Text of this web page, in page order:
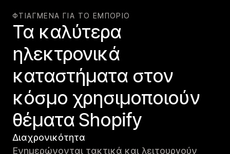
ΦΤΙΑΓΜΈΝΑ ΓΙΑ ΤΟ ΕΜΠΌΡΙΟ
Τα καλύτερα
ηλεκτρονικά
καταστήματα στον
κόσμο χρησιμοποιούν
θέματα Shopify
Διαχρονικότητα
Ενημερώνονται τακτικά και λειτουργούν